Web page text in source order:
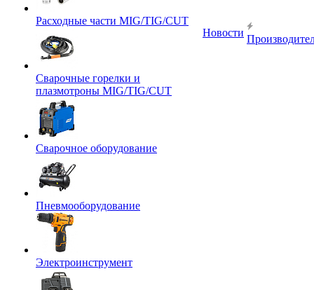
Расходные части MIG/TIG/CUT
Сварочные горелки и
плазмотроны MIG/TIG/CUT
Сварочное оборудование
Пневмооборудование
Электроинструмент
Новости